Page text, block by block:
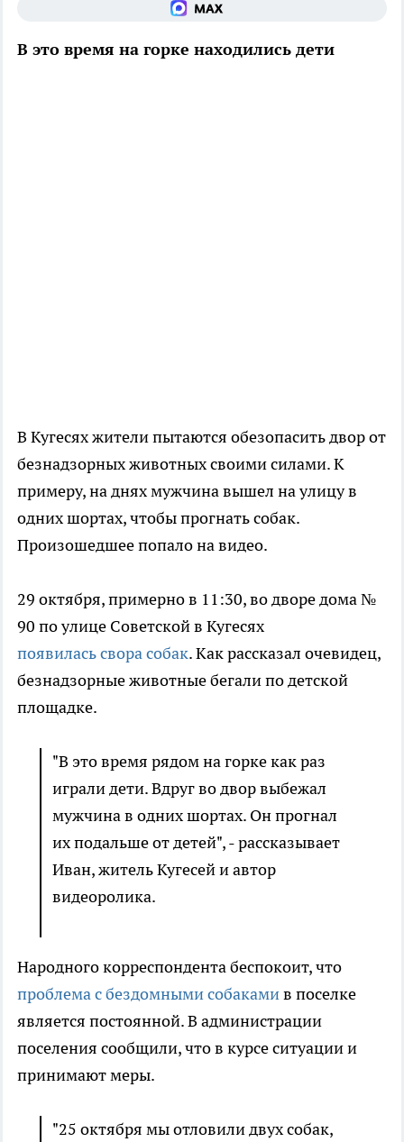
В это время на горке находились дети
В Кугесях жители пытаются обезопасить двор от
безнадзорных животных своими силами. К
примеру, на днях мужчина вышел на улицу в
одних шортах, чтобы прогнать собак.
Произошедшее попало на видео.
29 октября, примерно в 11:30, во дворе дома №
90 по улице Советской в Кугесях
появилась свора собак. Как рассказал очевидец,
безнадзорные животные бегали по детской
площадке.
"В это время рядом на горке как раз
играли дети. Вдруг во двор выбежал
мужчина в одних шортах. Он прогнал
их подальше от детей", - рассказывает
Иван, житель Кугесей и автор
видеоролика.
Народного корреспондента беспокоит, что
проблема с бездомными собакамив поселке
является постоянной. В администрации
поселения сообщили, что в курсе ситуации и
принимают меры.
"25 октября мы отловили двух собак,